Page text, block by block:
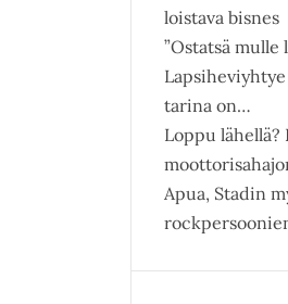
loistava bisnes
”Ostatsä
tarina on…
Loppu lähellä?
Apua, Stadin